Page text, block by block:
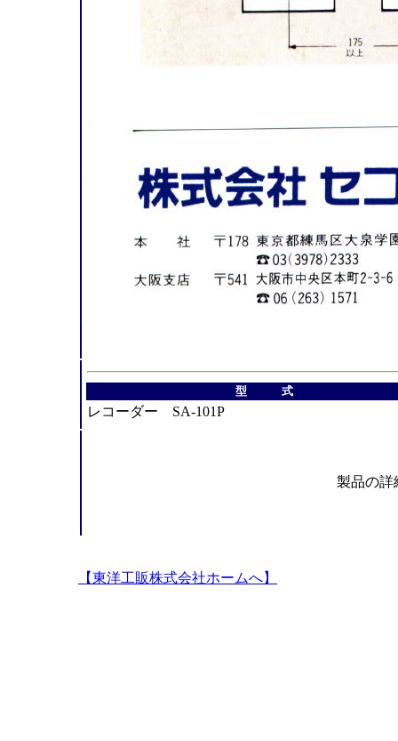
型 式
レコーダー SA-101P
製品の詳
【東洋工販株式会社ホームへ】